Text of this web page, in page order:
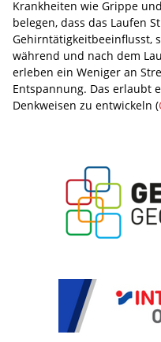
Krankheiten wie Grippe
belegen, dass das Laufen
Gehirntätigkeitbeeinflusst,
während und nach dem
erleben ein Weniger an
Entspannung. Das erlaubt
Denkweisen zu entwickeln (